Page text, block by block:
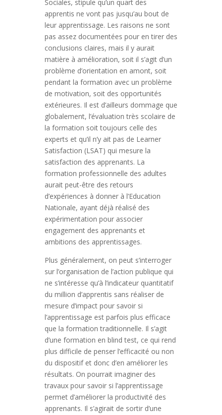
Sociales, stipule qu’un quart des
apprentis ne vont pas jusqu’au bout de
leur apprentissage. Les raisons ne sont
pas assez documentées pour en tirer des
conclusions claires, mais il y aurait
matière à amélioration, soit il s’agit d’un
problème d’orientation en amont, soit
pendant la formation avec un problème
de motivation, soit des opportunités
extérieures. Il est d’ailleurs dommage que
globalement, l’évaluation très scolaire de
la formation soit toujours celle des
experts et qu’il n’y ait pas de Learner
Satisfaction (LSAT) qui mesure la
satisfaction des apprenants. La
formation professionnelle des adultes
aurait peut-être des retours
d’expériences à donner à l’Education
Nationale, ayant déjà réalisé des
expérimentation pour associer
engagement des apprenants et
ambitions des apprentissages.
Plus généralement, on peut s’interroger
sur l’organisation de l’action publique qui
ne s’intéresse qu’à l’indicateur quantitatif
du million d’apprentis sans réaliser de
mesure d’impact pour savoir si
l’apprentissage est parfois plus efficace
que la formation traditionnelle. Il s’agit
d’une formation en blind test, ce qui rend
plus difficile de penser l’efficacité ou non
du dispositif et donc d’en améliorer les
résultats. On pourrait imaginer des
travaux pour savoir si l’apprentissage
permet d’améliorer la productivité des
apprenants. Il s’agirait de sortir d’une